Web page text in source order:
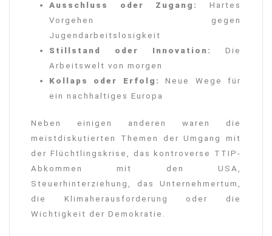
Ausschluss oder Zugang:
Hartes
Vorgehen gegen
Jugendarbeitslosigkeit
Stillstand oder Innovation:
Die
Arbeitswelt von morgen
Kollaps oder Erfolg:
Neue Wege für
ein nachhaltiges Europa
Neben einigen anderen waren die
meistdiskutierten Themen der Umgang mit
der Flüchtlingskrise, das kontroverse TTIP-
Abkommen mit den USA,
Steuerhinterziehung, das Unternehmertum,
die Klimaherausforderung oder die
Wichtigkeit der Demokratie.